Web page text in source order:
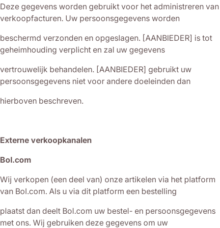
Deze gegevens worden gebruikt voor het administreren van
verkoopfacturen. Uw persoonsgegevens worden
beschermd verzonden en opgeslagen. [AANBIEDER] is tot
geheimhouding verplicht en zal uw gegevens
vertrouwelijk behandelen. [AANBIEDER] gebruikt uw
persoonsgegevens niet voor andere doeleinden dan
hierboven beschreven.
Externe verkoopkanalen
Bol.com
Wij verkopen (een deel van) onze artikelen via het platform
van Bol.com. Als u via dit platform een bestelling
plaatst dan deelt Bol.com uw bestel- en persoonsgegevens
met ons. Wij gebruiken deze gegevens om uw